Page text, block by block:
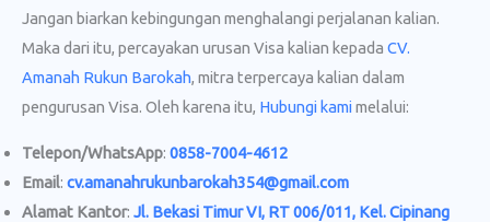
Jangan biarkan kebingungan menghalangi perjalanan kalian.
Maka dari itu, percayakan urusan Visa kalian kepada CV.
Amanah Rukun Barokah, mitra terpercaya kalian dalam
pengurusan Visa. Oleh karena itu, Hubungi kamimelalui:
Telepon/WhatsApp: 0858-7004-4612
Email: cv.amanahrukunbarokah354@gmail.com
Alamat Kantor: Jl. Bekasi Timur VI, RT 006/011, Kel. Cipinang